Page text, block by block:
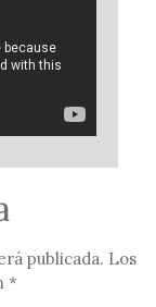
publicada. Los
*